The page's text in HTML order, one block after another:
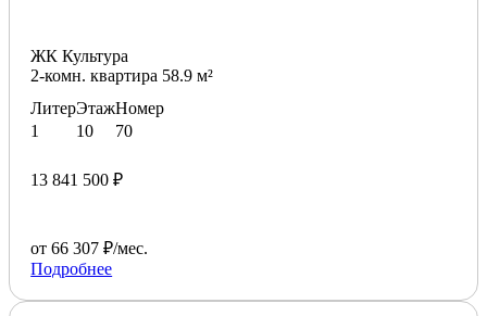
ЖК Культура
2-комн. квартира 58.9 м²
Литер
1
Этаж
10
Номер
70
13 841 500 ₽
от 66 307 ₽/мес.
Подробнее